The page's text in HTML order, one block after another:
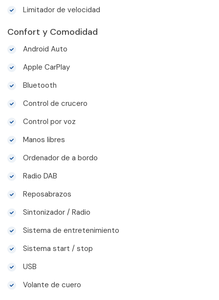
Limitador de velocidad
Confort y Comodidad
Android Auto
Apple CarPlay
Bluetooth
Control de crucero
Control por voz
Manos libres
Ordenador de a bordo
Radio DAB
Reposabrazos
Sintonizador / Radio
Sistema de entretenimiento
Sistema start / stop
USB
Volante de cuero